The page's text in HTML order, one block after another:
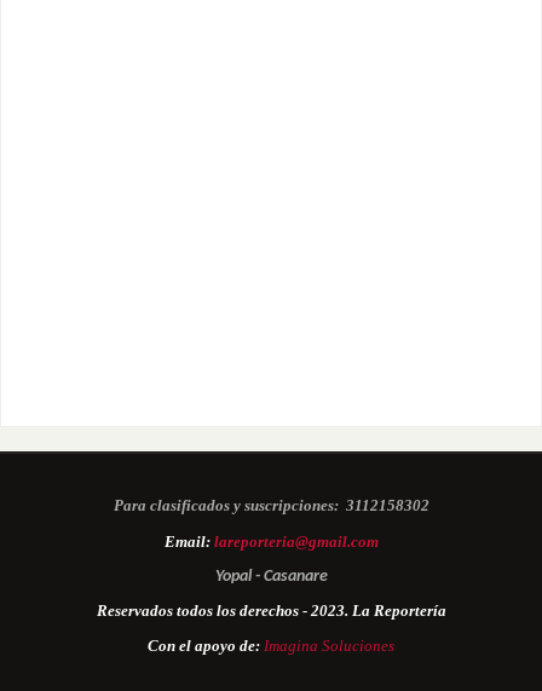
Para clasificados y suscripciones: 3112158302
Email: lareporteria@gmail.com
Yopal - Casanare
Reservados todos los derechos - 2023. La Reportería
Con el apoyo de: Imagina Soluciones